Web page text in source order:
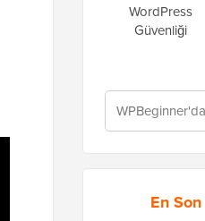
WordPress
Güvenliği
En Son